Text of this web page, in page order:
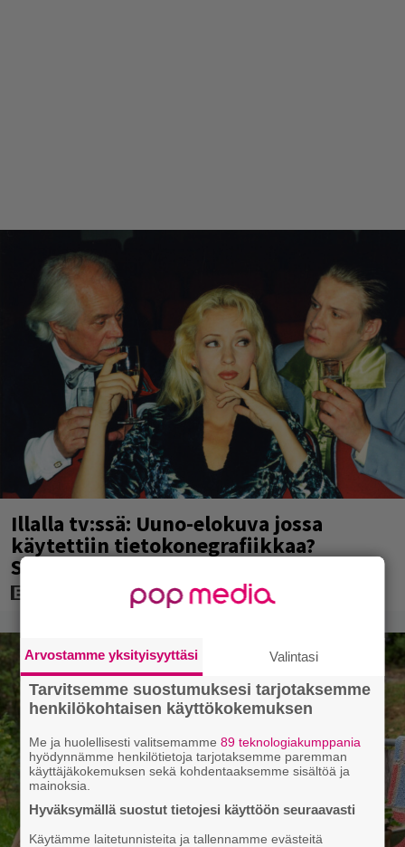
Illalla tv:ssä: Uuno-elokuva jossa
käytettiin tietokonegrafiikkaa?
Sellainen tehtiin vuonna 1998
Arvostamme yksityisyyttäsi Valintasi
Tarvitsemme suostumuksesi tarjotaksemme
henkilökohtaisen käyttökokemuksen
Me ja huolellisesti valitsemamme89 teknologiakumppania
hyödynnämme henkilötietoja tarjotaksemme paremman
käyttäjäkokemuksen sekä kohdentaaksemme sisältöä ja
mainoksia.
Hyväksymällä suostut tietojesi käyttöön seuraavasti
Käytämme laitetunnisteita ja tallennamme evästeitä